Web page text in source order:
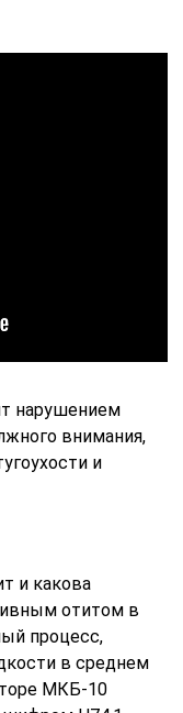
нарушением
внимания,
и
и какова
отитом в
процесс,
в среднем
МКБ-10